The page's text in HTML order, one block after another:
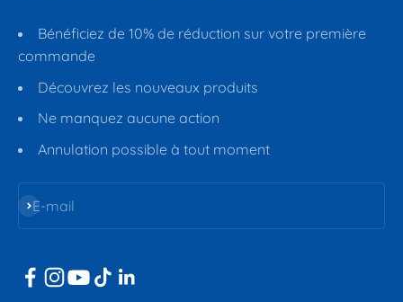
Bénéficiez de 10% de réduction sur votre première
commande
Découvrez les nouveaux produits
Ne manquez aucune action
Annulation possible à tout moment
E-mail
S'inscrire